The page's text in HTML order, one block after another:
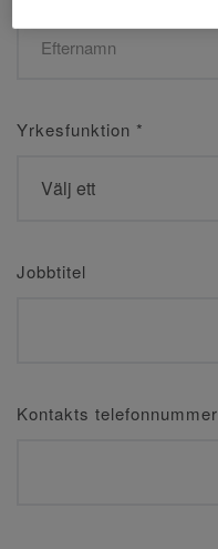
Yrkesfunktion *
Jobbtitel
Kontakts telefonnummer